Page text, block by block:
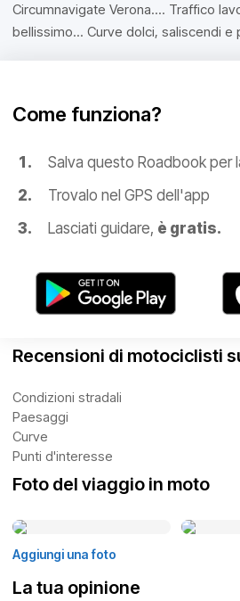
Circumnavigate Verona.... Traffico
bellissimo... Curve dolci, saliscendi e
Come funziona?
Salva questo Roadbook per
Trovalo nel GPS dell'app
Lasciati guidare, è gratis.
Recensioni di motociclisti
Condizioni stradali
Paesaggi
Curve
Punti d'interesse
Foto del viaggio in moto
Aggiungi una foto
La tua opinione